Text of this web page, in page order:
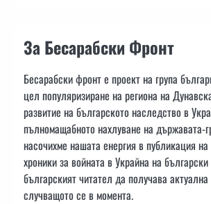
За Бесарабски Фронт
Бесарабски фронт е проект на група
цел популяризиране на региона на
развитие на българското наследство в
пълномащабното нахлуване на държавата-
насочихме нашата енергия в публикация
хроники за войната в Украйна на
българският читател да получава
случващото се в момента.